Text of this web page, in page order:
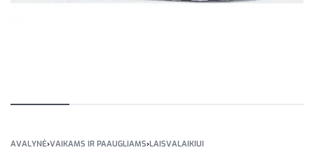
AVALYNĖ›VAIKAMS IR PAAUGLIAMS›LAISVALAIKIUI